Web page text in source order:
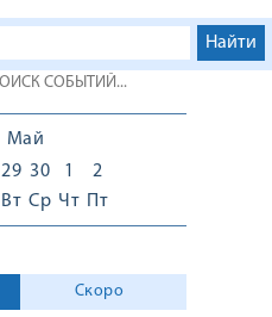
Май
29
Вт
30
Ср
1
Чт
2
Пт
Скоро